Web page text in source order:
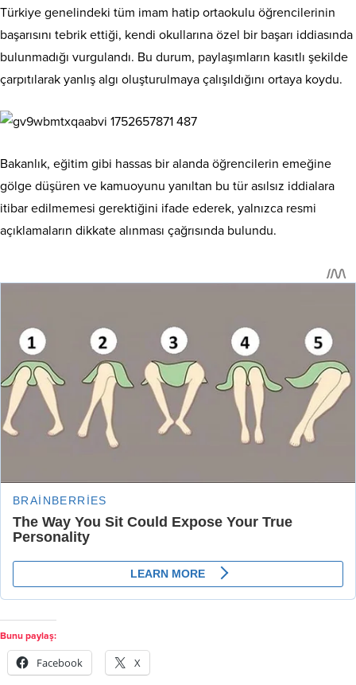
Türkiye genelindeki tüm imam hatip ortaokulu öğrencilerinin
başarısını tebrik ettiği, kendi okullarına özel bir başarı iddiasında
bulunmadığı vurgulandı. Bu durum, paylaşımların kasıtlı şekilde
çarpıtılarak yanlış algı oluşturulmaya çalışıldığını ortaya koydu.
Bakanlık, eğitim gibi hassas bir alanda öğrencilerin emeğine
gölge düşüren ve kamuoyunu yanıltan bu tür asılsız iddialara
itibar edilmemesi gerektiğini ifade ederek, yalnızca resmi
açıklamaların dikkate alınması çağrısında bulundu.
Bunu paylaş:
Facebook X